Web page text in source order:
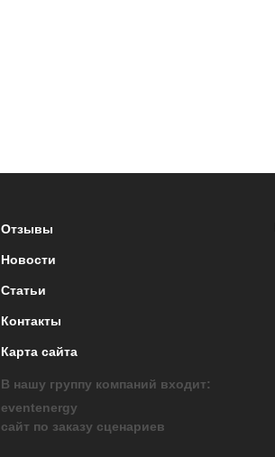
Отзывы
Новости
Статьи
Контакты
Карта сайта
В нашу группу компаний входит:
eventenergy
сайт по заказу сценариев